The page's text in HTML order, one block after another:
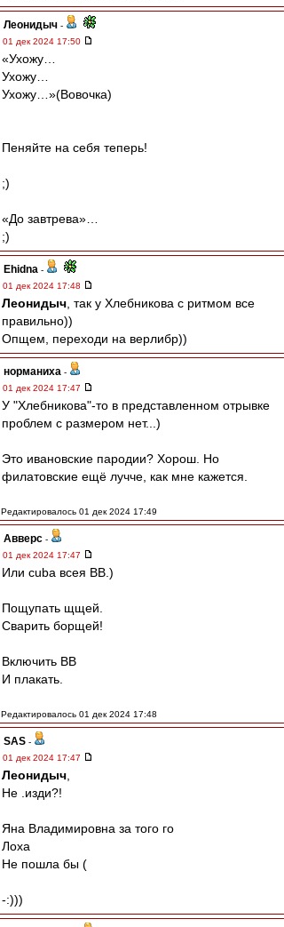
Леонидыч -
01 дек 2024 17:50
«Ухожу…
Ухожу…
Ухожу…»(Вовочка)
Пеняйте на себя теперь!
;)
«До завтрева»…
;)
Ehidna -
01 дек 2024 17:48
Леонидыч , так у Хлебникова с ритмом все
правильно))
Опщем, переходи на верлибр))
норманиха -
01 дек 2024 17:47
У "Хлебникова"-то в представленном отрывке
проблем с размером нет...)
Это ивановские пародии? Хорош. Но
филатовские ещё лучче, как мне кажется.
Редактировалось 01 дек 2024 17:49
Авверс -
01 дек 2024 17:47
Или cuba всея ВВ.)
Пощупать щщей.
Сварить борщей!
Включить ВВ
И плакать.
Редактировалось 01 дек 2024 17:48
SAS -
01 дек 2024 17:47
Леонидыч
Не .изди?!
Яна Владимировна за того го
Лоха
Не пошла бы (
-:)))